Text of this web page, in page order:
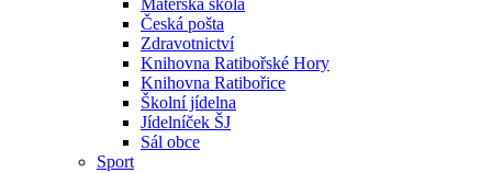
Česká pošta
Zdravotnictví
Knihovna Ratibořské Hory
Knihovna Ratibořice
Školní jídelna
Jídelníček ŠJ
Sál obce
Sport